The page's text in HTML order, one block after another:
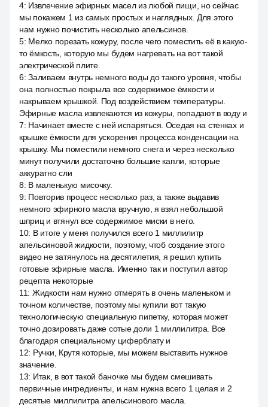
4: Извлечение эфирных масел из любой пищи, но сейчас
мы покажем 1 из самых простых и наглядных. Для этого
нам нужно почистить несколько апельсинов.
5: Мелко порезать кожуру, после чего поместить её в какую-
то ёмкость, которую мы будем нагревать на вот такой
электрической плите.
6:Заливаем внутрь немного воды до такого уровня, чтобы
она полностью покрыла все содержимое ёмкости и
накрываем крышкой. Под воздействием температуры.
Эфирные масла извлекаются из кожуры, попадают в воду и
7: Начинает вместе с ней испаряться. Оседая на стенках и
крышке ёмкости для ускорения процесса конденсации на
крышку. Мы поместили немного снега и через несколько
минут получили достаточно большие капли, которые
аккуратно сли
8: В маленькую мисочку.
9: Повторив процесс несколько раз, а также выдавив
немного эфирного масла вручную, я взял небольшой
шприц и втянул все содержимое миски в него.
10: В итоге у меня получился всего 1 миллилитр
апельсиновой жидкости, поэтому, чтоб создание этого
видео не затянулось на десятилетия, я решил купить
готовые эфирные масла. Именно так и поступил автор
рецепта некоторые
11: Жидкости нам нужно отмерять в очень маленьком и
точном количестве, поэтому мы купили вот такую
технологическую специальную пипетку, которая может
точно дозировать даже сотые доли 1 миллилитра. Все
благодаря специальному циферблату и
12: Ручки, Крутя которые, мы можем выставить нужное
значение.
13: Итак, в вот такой баночке мы будем смешивать
первичные ингредиенты, и нам нужна всего 1 целая и 2
десятые миллилитра апельсинового масла.